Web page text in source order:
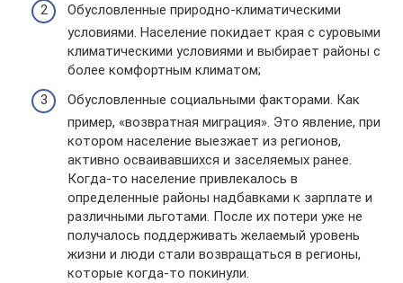
Обусловленные природно-климатическими
условиями. Население покидает края с суровыми
климатическими условиями и выбирает районы с
более комфортным климатом;
Обусловленные социальными факторами. Как
пример, «возвратная миграция». Это явление, при
котором население выезжает из регионов,
активно осваивавшихся и заселяемых ранее.
Когда-то население привлекалось в
определенные районы надбавками к зарплате и
различными льготами. После их потери уже не
получалось поддерживать желаемый уровень
жизни и люди стали возвращаться в регионы,
которые когда-то покинули.